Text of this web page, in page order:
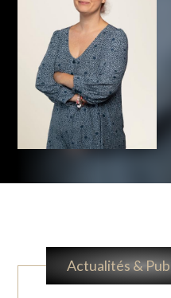
Actualités &